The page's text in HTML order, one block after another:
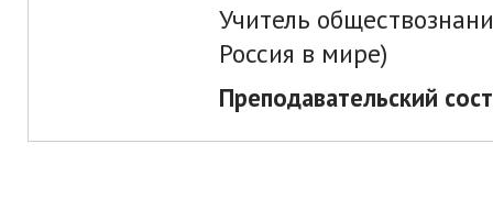
Учитель
Россия в мире)
Преподавательский